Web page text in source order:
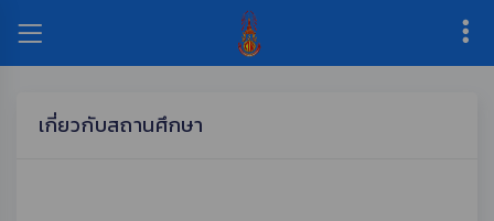
เกี่ยวกับสถานศึกษา